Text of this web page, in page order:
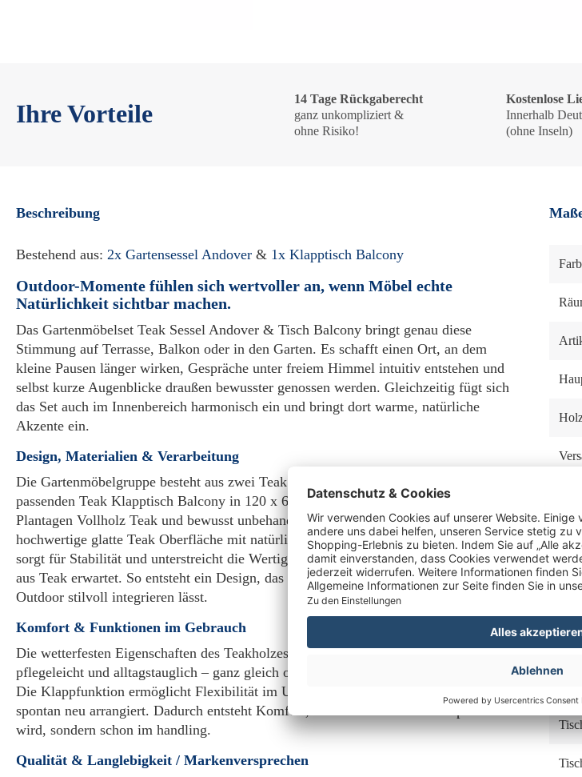
Ihre Vorteile
14 Tage Rückgaberecht
ganz unkompliziert &
ohne Risiko!
Kostenlose
Innerhalb
(ohne Inseln)
Beschreibung
Bestehend aus: 2x Gartensessel Andover & 1x Klapptisch Balcony
Outdoor-Momente fühlen sich wertvoller an, wenn Möbel echte
Natürlichkeit sichtbar machen.
Das Gartenmöbelset Teak Sessel Andover & Tisch Balcony bringt genau diese
Stimmung auf Terrasse, Balkon oder in den Garten. Es schafft einen Ort, an dem
kleine Pausen länger wirken, Gespräche unter freiem Himmel intuitiv entstehen und
selbst kurze Augenblicke draußen bewusster genossen werden. Gleichzeitig fügt sich
das Set auch im Innenbereich harmonisch ein und bringt dort warme, natürliche
Akzente ein.
Design, Materialien & Verarbeitung
Die Gartenmöbelgruppe besteht aus zwei Teak Klappsesseln Andover und dem
passenden Teak Klapptisch Balcony in 120 x 60 cm. Gefertigt aus zertifiziertem
Plantagen Vollholz Teak und bewusst unbehandelt belassen, zeigt das Set die
hochwertige glatte Teak Oberfläche mit natürlicher Haptik. Die massive Verarbeitung
sorgt für Stabilität und unterstreicht die Wertigkeit, die man von einem Gartenmöbelset
aus Teak erwartet. So entsteht ein Design, das zeitlos bleibt und sich Indoor wie
Outdoor stilvoll integrieren lässt.
Komfort & Funktionen im Gebrauch
Die wetterfesten Eigenschaften des Teakholzes machen das Gartenmöbelset
pflegeleicht und alltagstauglich – ganz gleich ob Sonne, Regen oder kühlere Nächte.
Die Klappfunktion ermöglicht Flexibilität im Umgang: schnell verstaut, leicht bewegt,
spontan neu arrangiert. Dadurch entsteht Komfort, der nicht nur im Sitzen spürbar
wird, sondern schon im handling.
Qualität & Langlebigkeit / Markenversprechen